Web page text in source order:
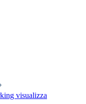
visualizza